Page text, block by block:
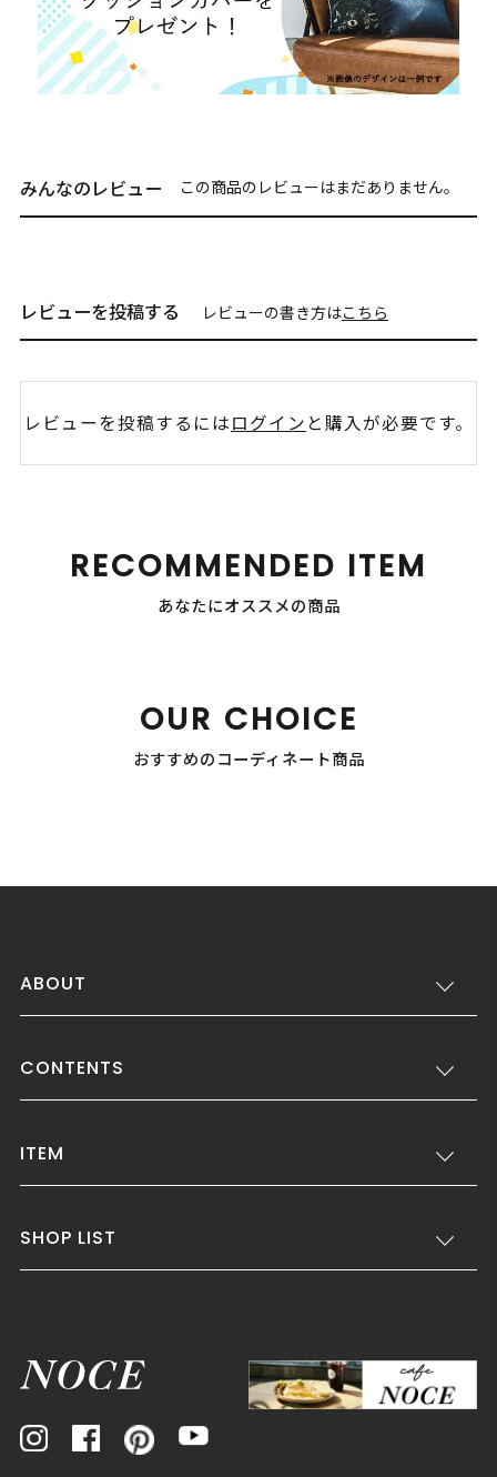
みんなのレビュー この商品のレビューはまだありません。
レビューを投稿する レビューの書き方はこちら
レビューを投稿するにはログイン と購入が必要です。
RECOMMENDED ITEM
あなたにオススメの商品
OUR CHOICE
おすすめのコーディネート商品
ABOUT
CONTENTS
ITEM
SHOP LIST